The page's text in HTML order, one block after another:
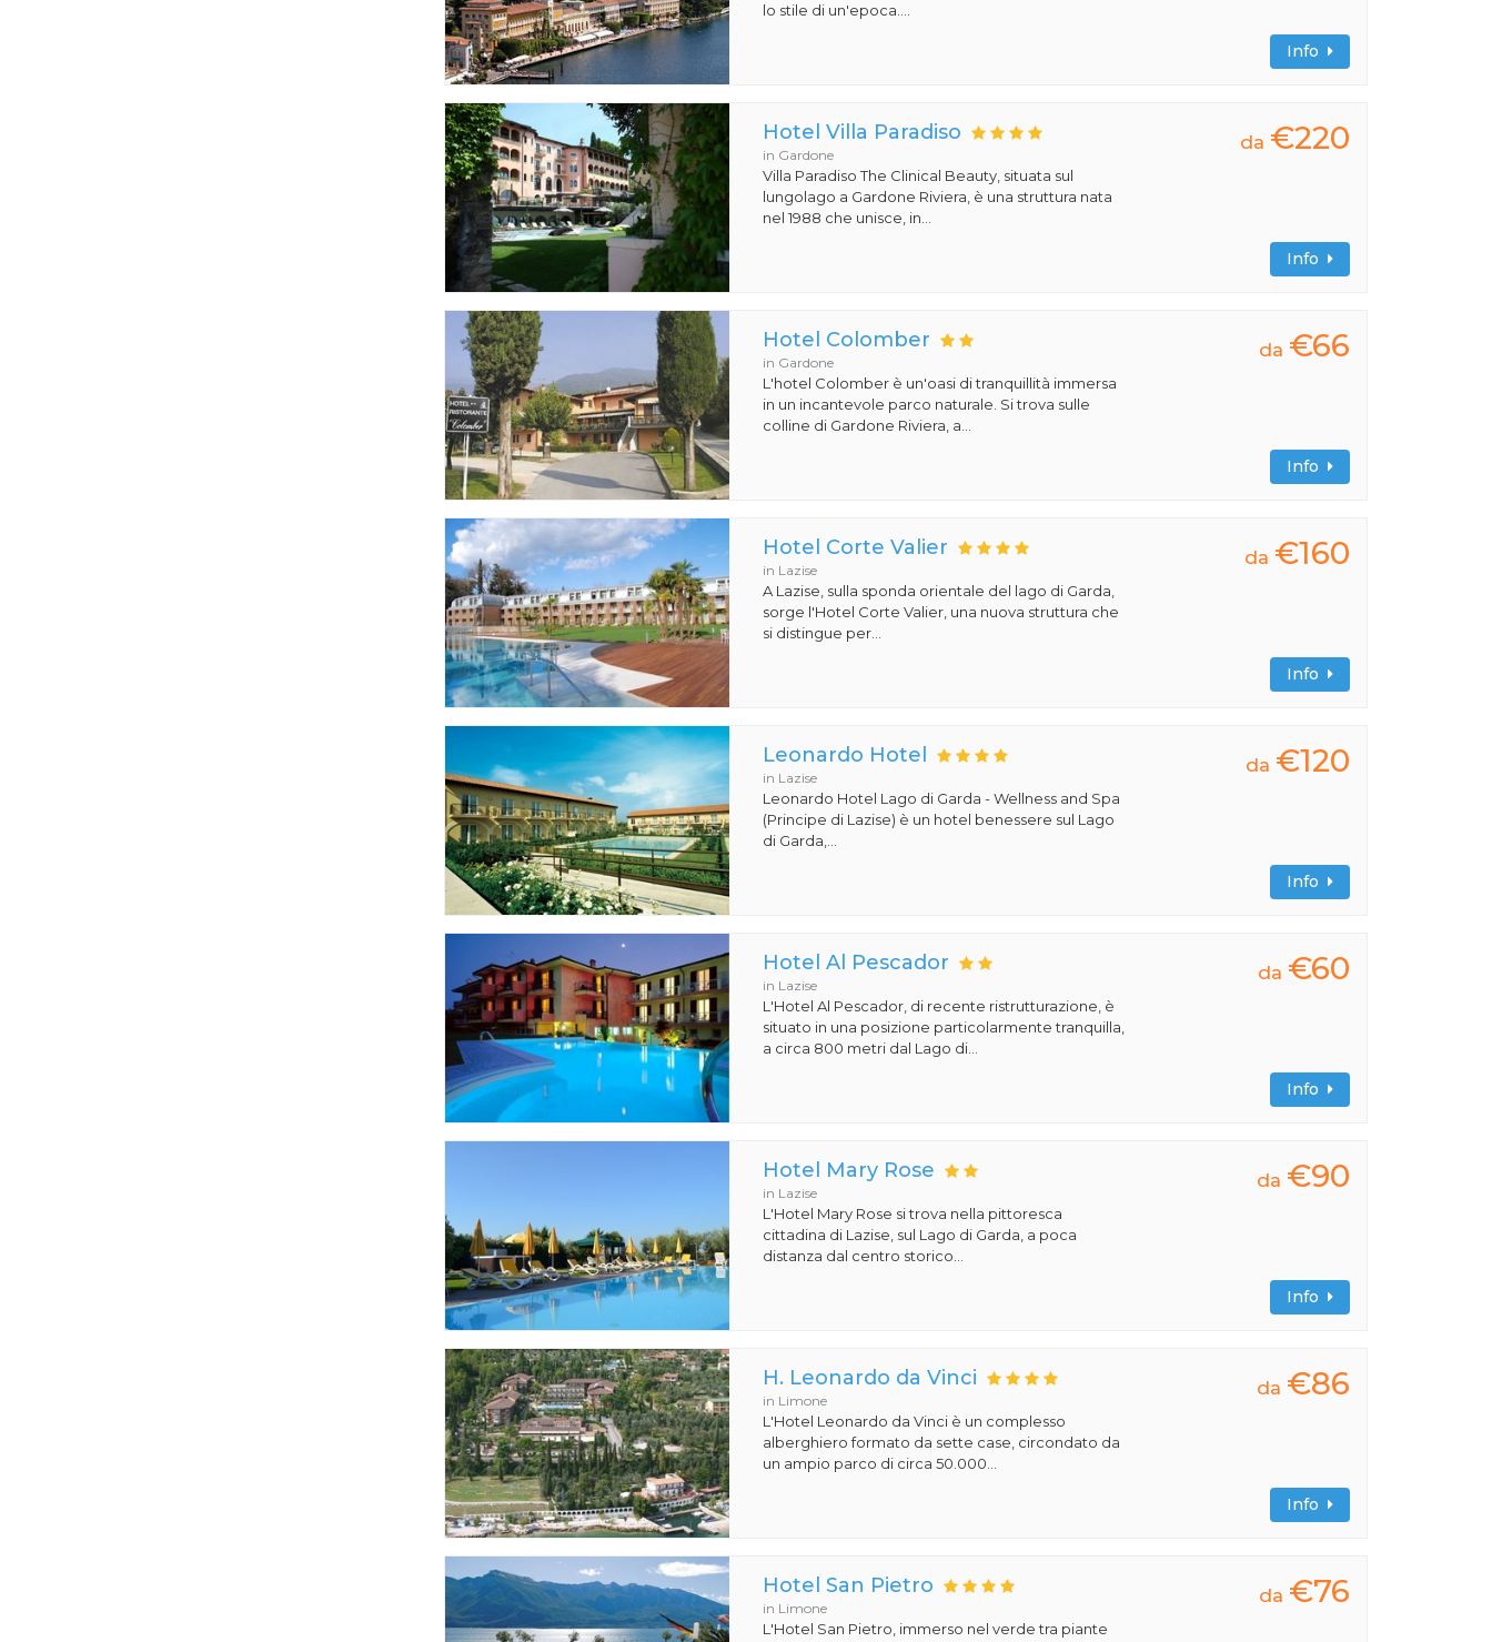
lo stile di un'epoca....
Info
Hotel Villa Paradiso
in Gardone
Villa Paradiso The Clinical Beauty, situata sul
lungolago a Gardone Riviera, è una struttura nata
nel 1988 che unisce, in...
da €220
Info
Hotel Colomber
in Gardone
L'hotel Colomber è un'oasi di tranquillità immersa
in un incantevole parco naturale. Si trova sulle
colline di Gardone Riviera, a...
da €66
Info
Hotel Corte Valier
in Lazise
A Lazise, sulla sponda orientale del lago di Garda,
sorge l'Hotel Corte Valier, una nuova struttura che
si distingue per...
da €160
Info
Leonardo Hotel
in Lazise
Leonardo Hotel Lago di Garda - Wellness and Spa
(Principe di Lazise) è un hotel benessere sul Lago
di Garda,...
da €120
Info
Hotel Al Pescador
in Lazise
L'Hotel Al Pescador, di recente ristrutturazione, è
situato in una posizione particolarmente tranquilla,
a circa 800 metri dal Lago di...
da €60
Info
Hotel Mary Rose
in Lazise
L'Hotel Mary Rose si trova nella pittoresca
cittadina di Lazise, sul Lago di Garda, a poca
distanza dal centro storico...
da €90
Info
H. Leonardo da Vinci
in Limone
L'Hotel Leonardo da Vinci è un complesso
alberghiero formato da sette case, circondato da
un ampio parco di circa 50.000...
da €86
Info
Hotel San Pietro
in Limone
L'Hotel San Pietro, immerso nel verde tra piante
da €76